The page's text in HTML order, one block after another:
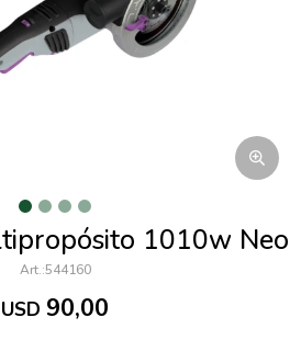
1010w Neo
544160
USD 90,00